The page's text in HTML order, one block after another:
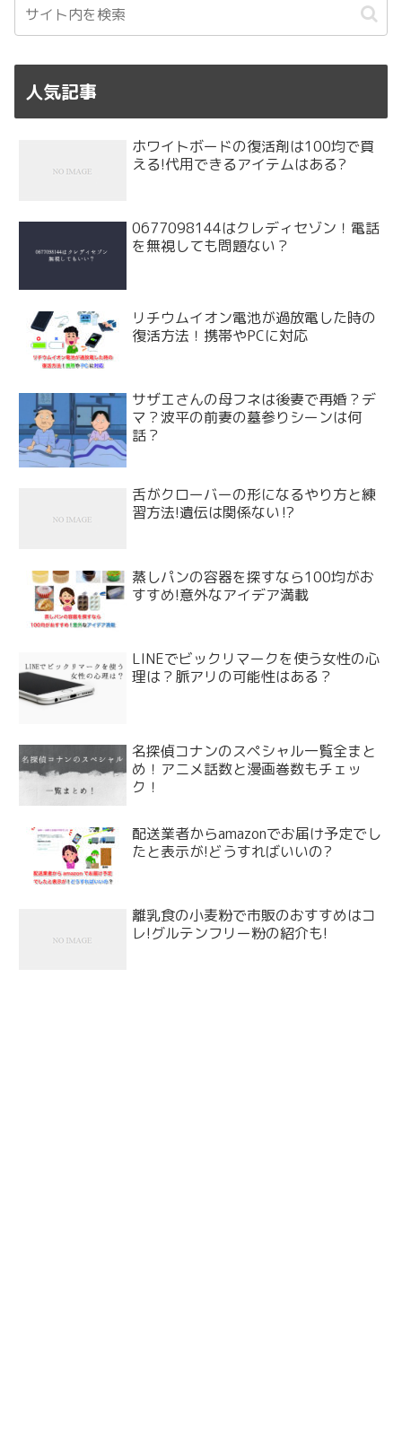
人気記事
ホワイトボードの復活剤は100均で買
える!代用できるアイテムはある?
0677098144はクレディセゾン！電話
を無視しても問題ない？
リチウムイオン電池が過放電した時の
復活方法！携帯やPCに対応
サザエさんの母フネは後妻で再婚？デ
マ？波平の前妻の墓参りシーンは何
話？
舌がクローバーの形になるやり方と練
習方法!遺伝は関係ない⁉
蒸しパンの容器を探すなら100均がお
すすめ!意外なアイデア満載
LINEでビックリマークを使う女性の心
理は？脈アリの可能性はある？
名探偵コナンのスペシャル一覧全まと
め！アニメ話数と漫画巻数もチェッ
ク！
配送業者からamazonでお届け予定でし
たと表示が!どうすればいいの?
離乳食の小麦粉で市販のおすすめはコ
レ!グルテンフリー粉の紹介も!